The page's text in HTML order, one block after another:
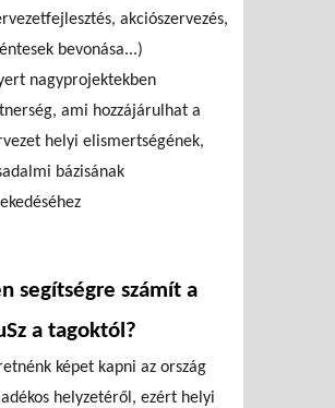
akciószervezés,
bevonása...)
nagyprojektekben
ami hozzájárulhat a
helyi elismertségének,
bázisának
segítségre számít a
a tagoktól?
képet kapni az ország
helyzetéről, ezért helyi